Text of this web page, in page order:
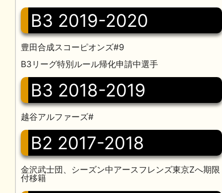
B3 2019-2020
豊田合成スコーピオンズ#9
B3リーグ特別ルール帰化申請中選手
B3 2018-2019
越谷アルファーズ#
B2 2017-2018
金沢武士団、シーズン中アースフレンズ東京Zへ期限
付移籍